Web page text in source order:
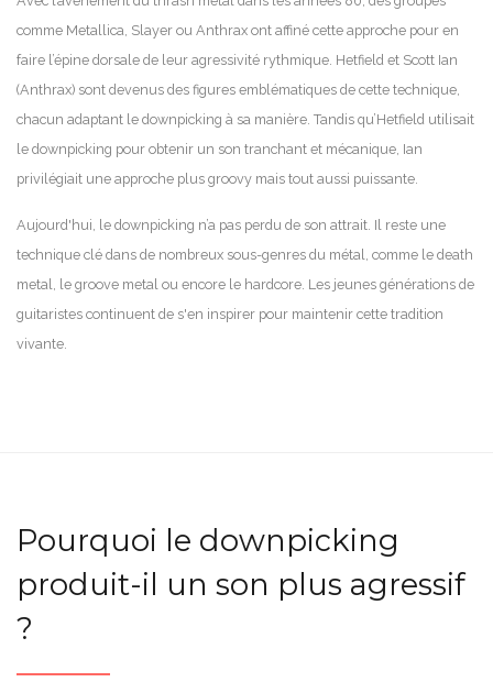
comme Metallica, Slayer ou Anthrax ont affiné cette approche pour en
faire l’épine dorsale de leur agressivité rythmique. Hetfield et Scott Ian
(Anthrax) sont devenus des figures emblématiques de cette technique,
chacun adaptant le downpicking à sa manière. Tandis qu’Hetfield utilisait
le downpicking pour obtenir un son tranchant et mécanique, Ian
privilégiait une approche plus groovy mais tout aussi puissante.
Aujourd'hui, le downpicking n’a pas perdu de son attrait. Il reste une
technique clé dans de nombreux sous-genres du métal, comme le death
metal, le groove metal ou encore le hardcore. Les jeunes générations de
guitaristes continuent de s'en inspirer pour maintenir cette tradition
vivante.
Pourquoi le downpicking
produit-il un son plus agressif
?